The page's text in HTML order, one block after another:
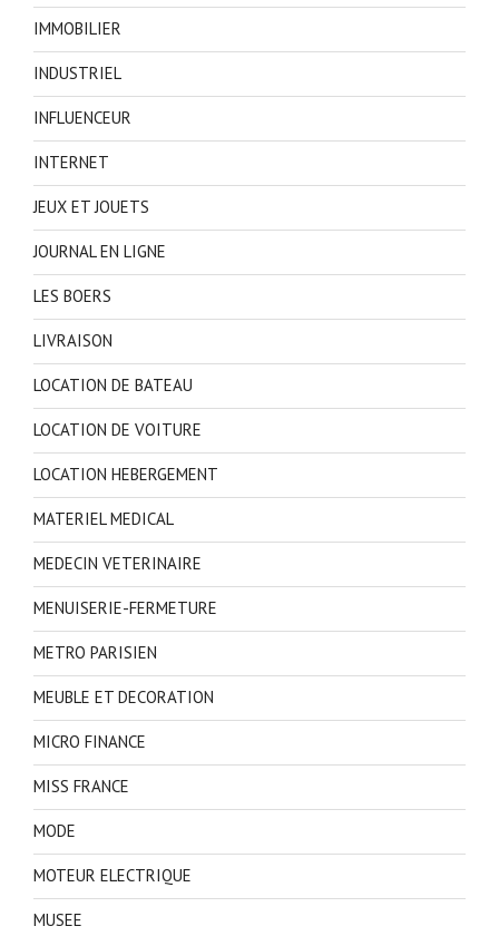
IMMOBILIER
INDUSTRIEL
INFLUENCEUR
INTERNET
JEUX ET JOUETS
JOURNAL EN LIGNE
LES BOERS
LIVRAISON
LOCATION DE BATEAU
LOCATION DE VOITURE
LOCATION HEBERGEMENT
MATERIEL MEDICAL
MEDECIN VETERINAIRE
MENUISERIE-FERMETURE
METRO PARISIEN
MEUBLE ET DECORATION
MICRO FINANCE
MISS FRANCE
MODE
MOTEUR ELECTRIQUE
MUSEE